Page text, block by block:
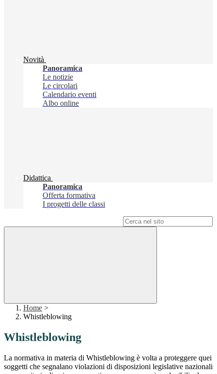
Novità
Panoramica
Le notizie
Le circolari
Calendario eventi
Albo online
Didattica
Panoramica
Offerta formativa
I progetti delle classi
Home >
Whistleblowing
Whistleblowing
La normativa in materia di Whistleblowing è volta a proteggere quei
soggetti che segnalano violazioni di disposizioni legislative nazionali